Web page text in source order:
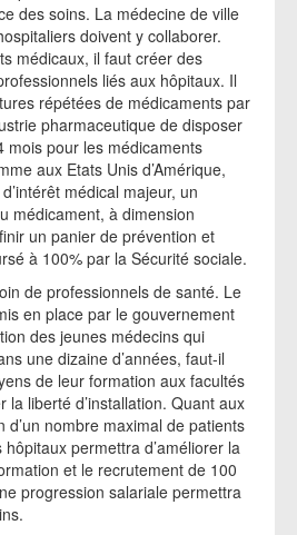
des soins. La médecine de ville
doivent y collaborer.
médicaux, il faut créer des
liés aux hôpitaux. Il
répétées de médicaments par
pharmaceutique de disposer
mois pour les médicaments
aux Etats Unis d’Amérique,
médical majeur, un
médicament, à dimension
un panier de prévention et
à 100% par la Sécurité sociale.
de professionnels de santé. Le
en place par le gouvernement
des jeunes médecins qui
une dizaine d’années, faut-il
de leur formation aux facultés
la liberté d’installation. Quant aux
d’un nombre maximal de patients
permettra d’améliorer la
et le recrutement de 100
progression salariale permettra